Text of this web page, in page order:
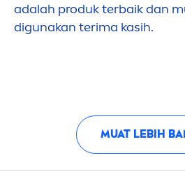
adalah produk terbaik dan
digunakan terima kasih.
MUAT LEBIH